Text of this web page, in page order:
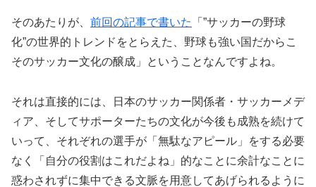
そのあたりが、 前回の記事で書いた
「”サッカーの野球
化”の世界的トレンドをとらえた、野球も強い国だからこ
そのサッカー文化の醸成」ということなんですよね。
それは直接的には、日本のサッカー関係者・サッカーメデ
ィア、そしてサポーターたちの文化が今後も成熟を続けて
いって、それぞれの選手が「無駄なアピール」をする必要
なく「自分の役割はこれだよね」的なことに余計なことに
惑わされずに集中できる文脈を用意してあげられるように